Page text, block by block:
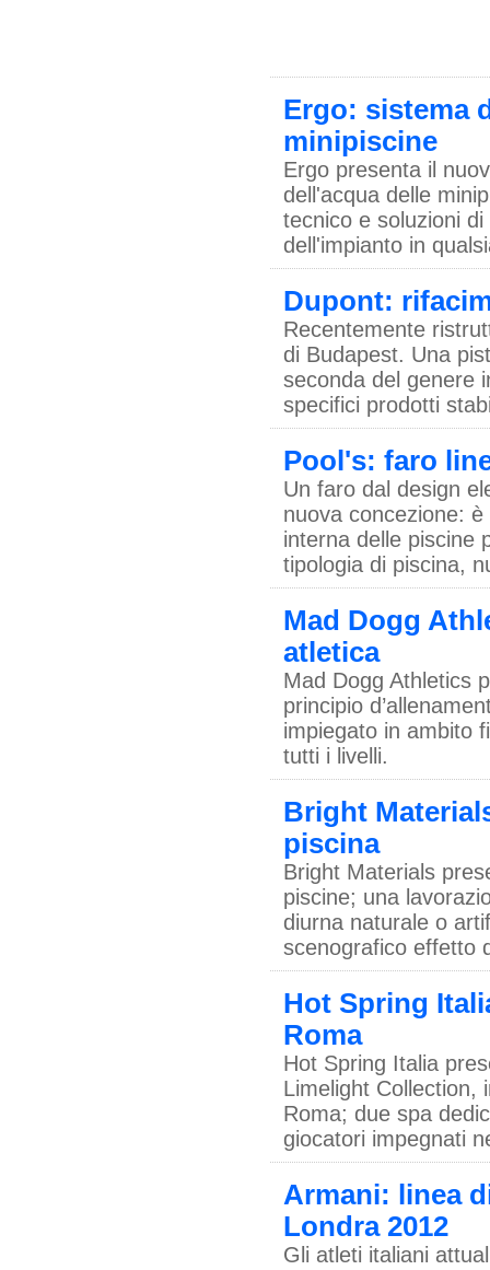
Ergo: sistema
minipiscine
Ergo presenta il
dell'acqua delle
tecnico e soluzioni
dell'impianto in
Dupont:
Recentemente
di Budapest. Una
seconda del genere
specifici prodotti
Pool's: faro
Un faro dal design
nuova concezione:
interna delle piscine
tipologia di piscina,
Mad Dogg
atletica
Mad Dogg Athletics
principio
impiegato in ambito
tutti i livelli.
Bright
piscina
Bright Materials
piscine; una
diurna naturale o
scenografico effetto
Hot Spring
Roma
Hot Spring Italia
Limelight Collection,
Roma; due spa
giocatori impegnati
Armani: linea
Londra 2012
Gli atleti italiani